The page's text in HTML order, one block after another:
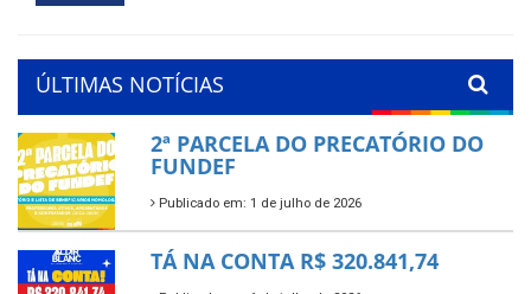
ÚLTIMAS NOTÍCIAS
2ª PARCELA DO PRECATÓRIO DO
FUNDEF
Publicado em: 1 de julho de 2026
TÁ NA CONTA R$ 320.841,74